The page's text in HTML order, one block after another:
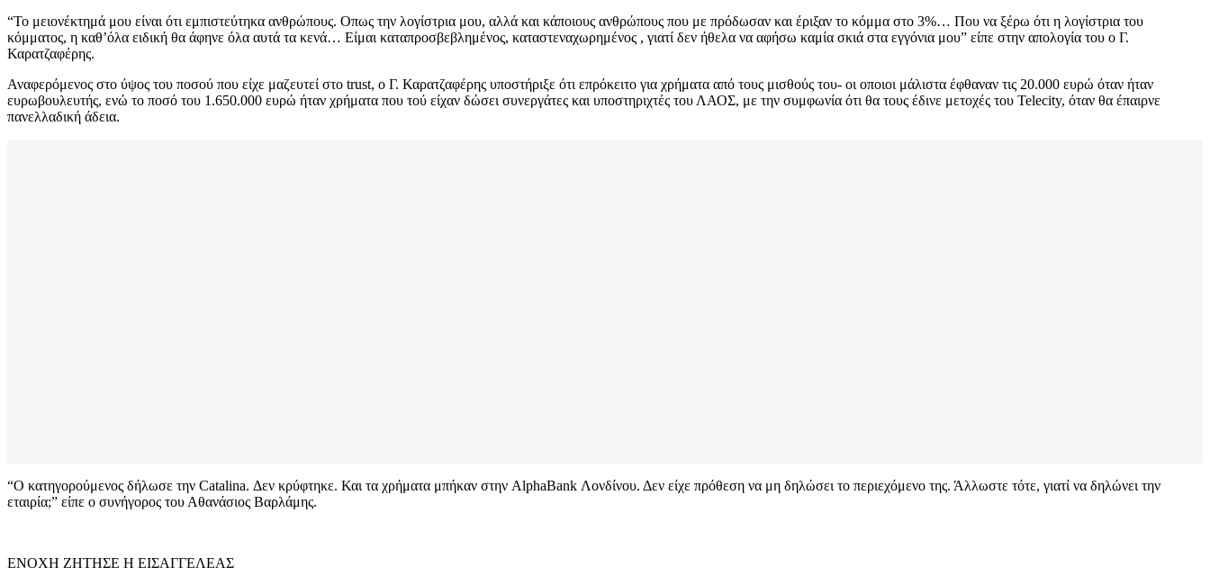
“Το μειονέκτημά μου είναι ότι εμπιστεύτηκα ανθρώπους. Οπως την λογίστρια μου, αλλά και κάποιους ανθρώπους που με πρόδωσαν και έριξαν το κόμμα στο 3%… Που να ξέρω ότι η λογίστρια του
κόμματος, η καθ’όλα ειδική θα άφηνε όλα αυτά τα κενά… Είμαι καταπροσβεβλημένος, καταστεναχωρημένος , γιατί δεν ήθελα να αφήσω καμία σκιά στα εγγόνια μου” είπε στην απολογία του ο Γ.
Καρατζαφέρης.
Αναφερόμενος στο ύψος του ποσού που είχε μαζευτεί στο trust, ο Γ. Καρατζαφέρης υποστήριξε ότι επρόκειτο για χρήματα από τους μισθούς του- οι οποιοι μάλιστα έφθαναν τις 20.000 ευρώ όταν ήταν
ευρωβουλευτής, ενώ το ποσό του 1.650.000 ευρώ ήταν χρήματα που τού είχαν δώσει συνεργάτες και υποστηριχτές του ΛΑΟΣ, με την συμφωνία ότι θα τους έδινε μετοχές του Telecity, όταν θα έπαιρνε
πανελλαδική άδεια.
“O κατηγορούμενος δήλωσε την Catalina. Δεν κρύφτηκε. Και τα χρήματα μπήκαν στην AlphaBank Λονδίνου. Δεν είχε πρόθεση να μη δηλώσει το περιεχόμενο της. Άλλωστε τότε, γιατί να δηλώνει την
εταιρία;” είπε ο συνήγορος του Αθανάσιος Βαρλάμης.
ΕΝΟΧΗ ΖΗΤΗΣΕ Η ΕΙΣΑΓΓΕΛΕΑΣ